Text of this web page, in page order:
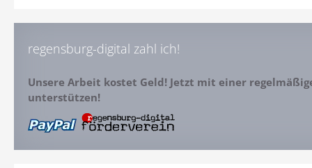
regensburg-digital zahl ich!
Unsere Arbeit kostet Geld! Jetzt mit einer
unterstützen!